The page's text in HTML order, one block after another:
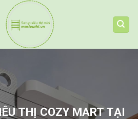
THỊ COZY MART TẠI